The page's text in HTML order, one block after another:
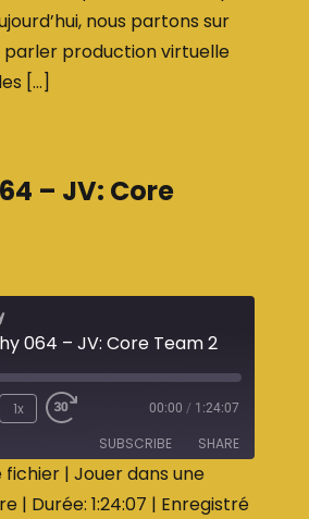
nous partons sur
production virtuelle
[…]
– JV: Core
064 – JV: Core Team 2
1x 00:00 / 1:24:07
SUBSCRIBE SHARE
Apple Podcasts
fichier | Jouer dans une
| Durée: 1:24:07 | Enregistré